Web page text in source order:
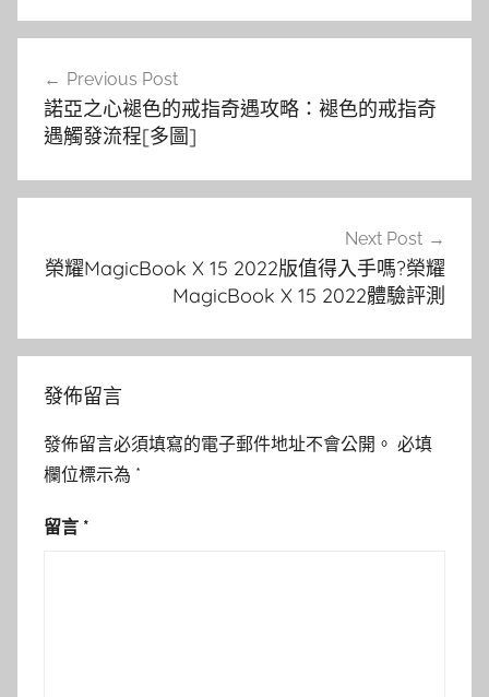
章
導
覽
Previous Post
諾亞之心褪色的戒指奇遇攻略：褪色的戒指奇
遇觸發流程[多圖]
Next Post
榮耀MagicBook X 15 2022版值得入手嗎?榮耀
MagicBook X 15 2022體驗評測
發佈留言
發佈留言必須填寫的電子郵件地址不會公開。 必填
欄位標示為 *
留言 *